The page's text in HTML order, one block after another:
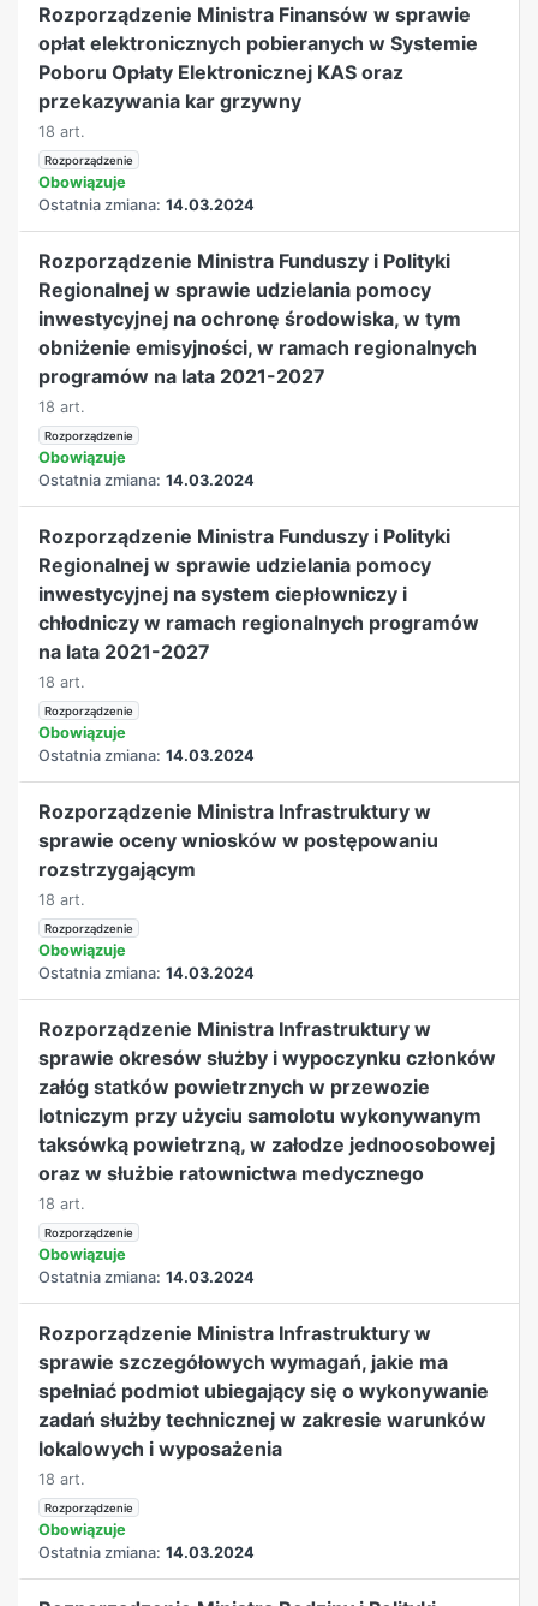
Rozporządzenie Ministra Finansów w sprawie
opłat elektronicznych pobieranych w Systemie
Poboru Opłaty Elektronicznej KAS oraz
przekazywania kar grzywny
18 art.
Rozporządzenie
Obowiązuje
Ostatnia zmiana: 14.03.2024
Rozporządzenie Ministra Funduszy i Polityki
Regionalnej w sprawie udzielania pomocy
inwestycyjnej na ochronę środowiska, w tym
obniżenie emisyjności, w ramach regionalnych
programów na lata 2021-2027
18 art.
Rozporządzenie
Obowiązuje
Ostatnia zmiana: 14.03.2024
Rozporządzenie Ministra Funduszy i Polityki
Regionalnej w sprawie udzielania pomocy
inwestycyjnej na system ciepłowniczy i
chłodniczy w ramach regionalnych programów
na lata 2021-2027
18 art.
Rozporządzenie
Obowiązuje
Ostatnia zmiana: 14.03.2024
Rozporządzenie Ministra Infrastruktury w
sprawie oceny wniosków w postępowaniu
rozstrzygającym
18 art.
Rozporządzenie
Obowiązuje
Ostatnia zmiana: 14.03.2024
Rozporządzenie Ministra Infrastruktury w
sprawie okresów służby i wypoczynku członków
załóg statków powietrznych w przewozie
lotniczym przy użyciu samolotu wykonywanym
taksówką powietrzną, w załodze jednoosobowej
oraz w służbie ratownictwa medycznego
18 art.
Rozporządzenie
Obowiązuje
Ostatnia zmiana: 14.03.2024
Rozporządzenie Ministra Infrastruktury w
sprawie szczegółowych wymagań, jakie ma
spełniać podmiot ubiegający się o wykonywanie
zadań służby technicznej w zakresie warunków
lokalowych i wyposażenia
18 art.
Rozporządzenie
Obowiązuje
Ostatnia zmiana: 14.03.2024